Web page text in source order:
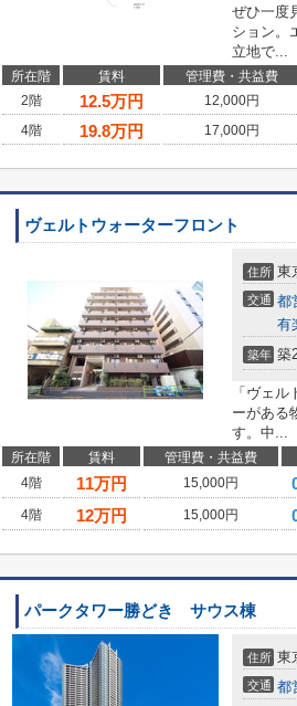
ぜひ一度
ション。
立地で...
所在階 賃料 管理費・共益費
2階
12.5万円 12,000円
4階
19.8万円 17,000円
ヴェルトウォーターフロント
住所 東
交通 都
有
築年 築
「ヴェ
ーがある
す。中...
所在階 賃料 管理費・共益費
4階
11万円 15,000円
4階
12万円 15,000円
パークタワー勝どき サウス棟
住所 東
交通 都